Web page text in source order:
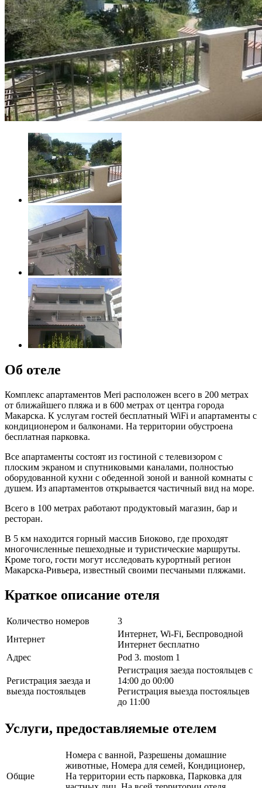
Об отеле
Комплекс апартаментов Meri расположен всего в 200 метрах
от ближайшего пляжа и в 600 метрах от центра города
Макарска. К услугам гостей бесплатный WiFi и апартаменты с
кондиционером и балконами. На территории обустроена
бесплатная парковка.
Все апартаменты состоят из гостиной с телевизором с
плоским экраном и спутниковыми каналами, полностью
оборудованной кухни с обеденной зоной и ванной комнаты с
душем. Из апартаментов открывается частичный вид на море.
Всего в 100 метрах работают продуктовый магазин, бар и
ресторан.
В 5 км находится горный массив Биоково, где проходят
многочисленные пешеходные и туристические маршруты.
Кроме того, гости могут исследовать курортный регион
Макарска-Ривьера, известный своими песчаными пляжами.
Краткое описание отеля
Количество номеров
3
Интернет
Интернет, Wi-Fi, Беспроводной
Интернет бесплатно
Адрес
Pod 3. mostom 1
Регистрация заезда и
выезда постояльцев
Регистрация заезда постояльцев с
14:00 до 00:00
Регистрация выезда постояльцев
до 11:00
Услуги, предоставляемые отелем
Общие
Номера с ванной, Разрешены домашние
животные, Номера для семей, Кондиционер,
На территории есть парковка, Парковка для